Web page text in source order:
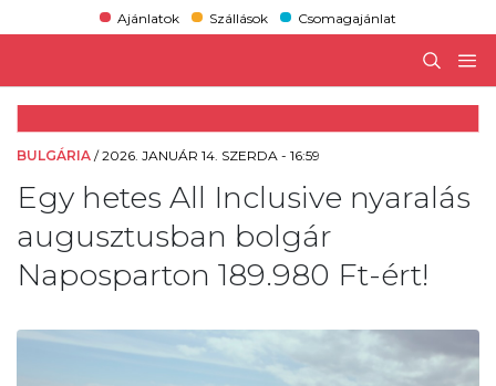
Ajánlatok Szállások Csomagajánlat
BULGÁRIA /2026. JANUÁR 14. SZERDA - 16:59
Egy hetes All Inclusive nyaralás
augusztusban bolgár
Naposparton 189.980 Ft-ért!